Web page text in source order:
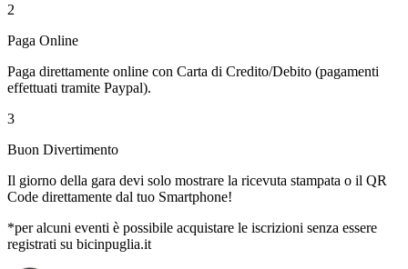
2
Paga Online
Paga direttamente online con Carta di Credito/Debito (pagamenti
effettuati tramite Paypal).
3
Buon Divertimento
Il giorno della gara devi solo mostrare la ricevuta stampata o il QR
Code direttamente dal tuo Smartphone!
*per alcuni eventi è possibile acquistare le iscrizioni senza essere
registrati su bicinpuglia.it